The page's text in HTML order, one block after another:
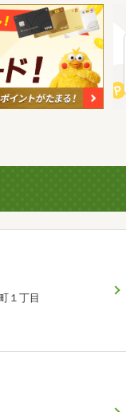
１丁目